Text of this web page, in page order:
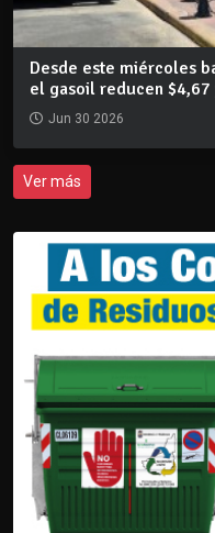
Desde este miércoles
el gasoil reducen
Jun 30 2026
Ver más